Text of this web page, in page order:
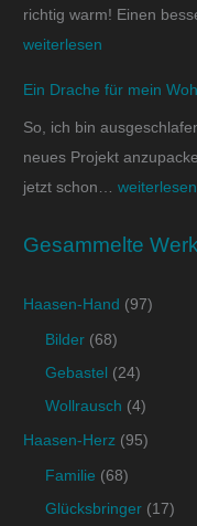
richtig warm! Einen
weiterlesen
Ein Drache für mein
So, ich bin
neues Projekt
jetzt schon…weiterlesen
Gesammelte
Haasen-Hand (97)
Bilder (68)
Gebastel (24)
Wollrausch (4)
Haasen-Herz (95)
Familie (68)
Glücksbringer (17)